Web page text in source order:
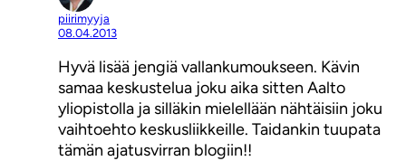
piirimyyja
08.04.2013
Hyvä lisää jengiä vallankumoukseen. Kävin
samaa keskustelua joku aika sitten Aalto
yliopistolla ja silläkin mielellään nähtäisiin joku
vaihtoehto keskusliikkeille. Taidankin tuupata
tämän ajatusvirran blogiin!!